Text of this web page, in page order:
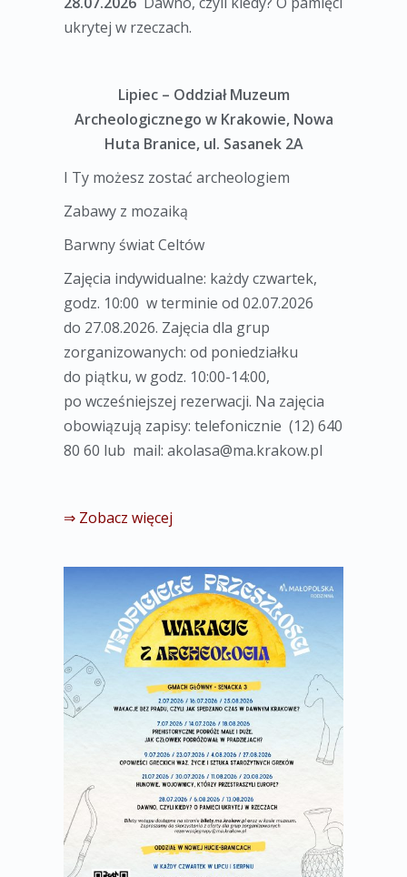
ukrytej w rzeczach.
Lipiec – Oddział Muzeum
Archeologicznego w Krakowie, Nowa
Huta Branice, ul. Sasanek 2A
I Ty możesz zostać archeologiem
Zabawy z mozaiką
Barwny świat Celtów
Zajęcia indywidualne: każdy czwartek,
godz. 10:00 w terminie od 02.07.2026
do 27.08.2026. Zajęcia dla grup
zorganizowanych: od poniedziałku
do piątku, w godz. 10:00-14:00,
po wcześniejszej rezerwacji. Na zajęcia
obowiązują zapisy: telefonicznie (12) 640
80 60 lub mail: akolasa@ma.krakow.pl
⇒ Zobacz więcej